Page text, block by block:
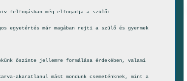
felfogásban még elfogadja a szülői
már magában rejti a szülő és gyermek
őszinte jellemre formálása érdekében, valami
akaratlanul mást mondunk csemeténknek, mint a